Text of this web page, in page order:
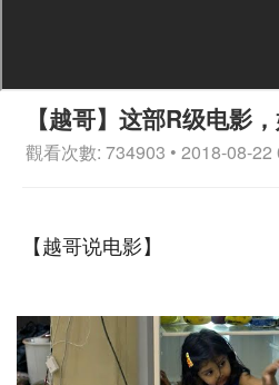
【越哥】这部R级电影
觀看次數: 734903 • 2018-08-22
【越哥说电影】